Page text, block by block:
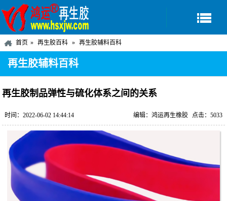
首页 再生胶百科 再生胶辅料百科
再生胶辅料百科
再生胶制品弹性与硫化体系之间的关系
时间：2022-06-02 14:44:14 点击：5033
编辑：鸿运再生橡胶